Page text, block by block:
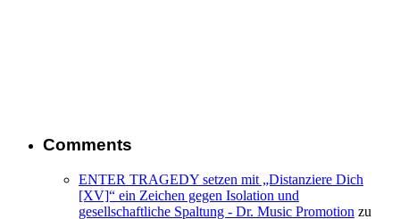
Comments
ENTER TRAGEDY setzen mit „Distanziere Dich
[XV]“ ein Zeichen gegen Isolation und
gesellschaftliche Spaltung - Dr. Music Promotion zu